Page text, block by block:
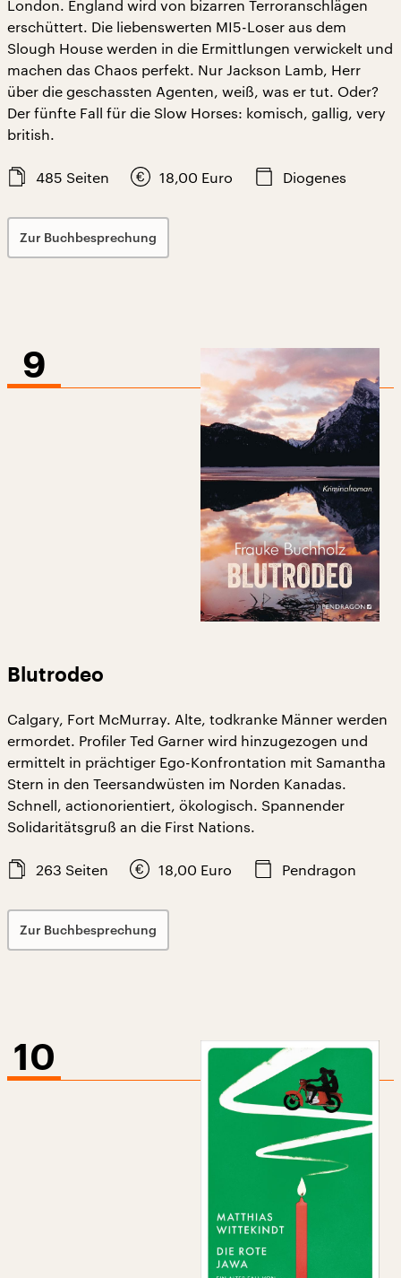
London. England wird von bizarren Terroranschlägen
erschüttert. Die liebenswerten MI5-Loser aus dem
Slough House werden in die Ermittlungen verwickelt und
machen das Chaos perfekt. Nur Jackson Lamb, Herr
über die geschassten Agenten, weiß, was er tut. Oder?
Der fünfte Fall für die Slow Horses: komisch, gallig, very
british.
485 Seiten 18,00 Euro Diogenes
Zur Buchbesprechung
9
Blutrodeo
Calgary, Fort McMurray. Alte, todkranke Männer werden
ermordet. Profiler Ted Garner wird hinzugezogen und
ermittelt in prächtiger Ego-Konfrontation mit Samantha
Stern in den Teersandwüsten im Norden Kanadas.
Schnell, actionorientiert, ökologisch. Spannender
Solidaritätsgruß an die First Nations.
263 Seiten 18,00 Euro Pendragon
Zur Buchbesprechung
10